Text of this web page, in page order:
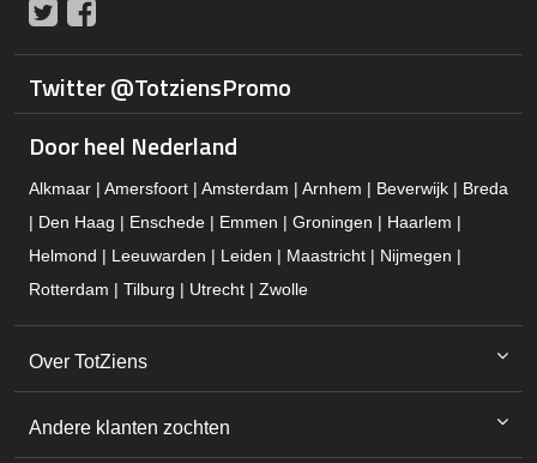
Twitter
Twitter @TotziensPromo
Door heel Nederland
Alkmaar | Amersfoort | Amsterdam | Arnhem | Beverwijk | Breda
| Den Haag | Enschede | Emmen | Groningen | Haarlem |
Helmond | Leeuwarden | Leiden | Maastricht | Nijmegen |
Rotterdam | Tilburg | Utrecht | Zwolle
Over TotZiens
Andere klanten zochten